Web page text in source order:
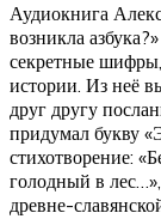
Аудиокнига
возникла
секретные
истории. Из неё
друг другу
придумал букву
стихотворение:
голодный в
древне-